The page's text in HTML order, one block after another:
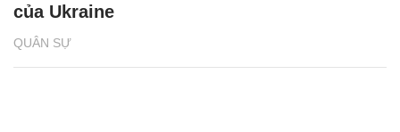
QUÂN SỰ
của Ukraine